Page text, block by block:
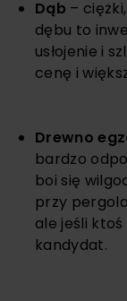
Dąb –
dębu to
usłojenie i
cenę i
Drewno
bardzo
boi się
przy
ale jeśli
kandydat.